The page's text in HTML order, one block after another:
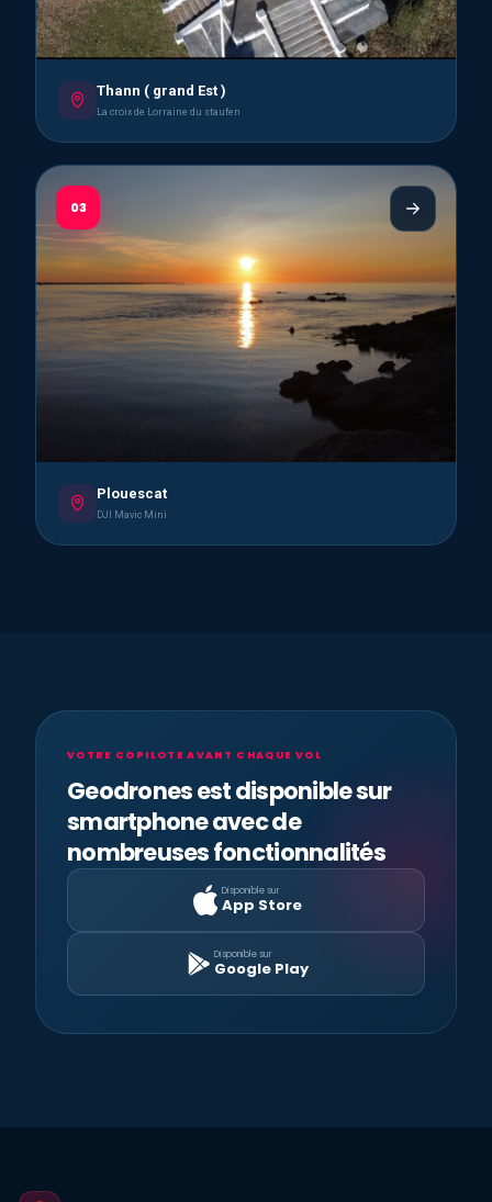
Thann ( grand Est )
La croix de Lorraine du staufen
03
Plouescat
DJI Mavic Mini
VOTRE COPILOTE AVANT CHAQUE VOL
Geodrones est disponible sur
smartphone avec de
nombreuses fonctionnalités
Disponible sur
App Store
Disponible sur
Google Play